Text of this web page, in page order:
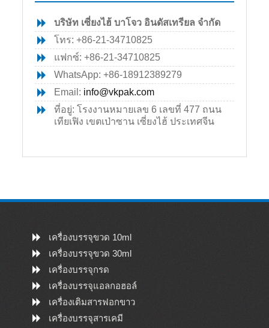
บริษัท เซี่ยงไฮ้ บาโจว อินดัสเทรียล จำกัด
โทร: +86-21-34710825
แฟกซ์: +86-21-34710825
WhatsApp: +86-18912389279
Email: info@vkpak.com
ที่อยู่: โรงงานหมายเลข 6 เลขที่ 477 ถนน
เทียเฟิง เขตเป่าซาน เซี่ยงไฮ้ ประเทศจีน
เครื่องบรรจุขวด 10ml
เครื่องบรรจุขวด 30ml
เครื่องบรรจุกรด
เครื่องบรรจุแอลกอฮอล์
เครื่องเติมสารฟอกขาว
เครื่องบรรจุสารเคมี